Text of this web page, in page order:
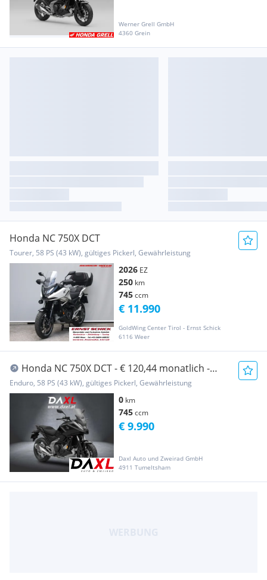
Werner Grell GmbH
4360 Grein
Honda NC 750X DCT
Tourer, 58 PS (43 kW), gültiges Pickerl, Gewährleistung
2026 EZ
250 km
745ccm
GoldWing Center Tirol - Ernst Schick
6116 Weer
€ 11.990
Honda NC 750X DCT - € 120,44 monatlich -
prompt verfü...
Enduro, 58 PS (43 kW), gültiges Pickerl, Gewährleistung
0 km
745ccm
Daxl Auto und Zweirad GmbH
4911 Tumeltsham
€ 9.990